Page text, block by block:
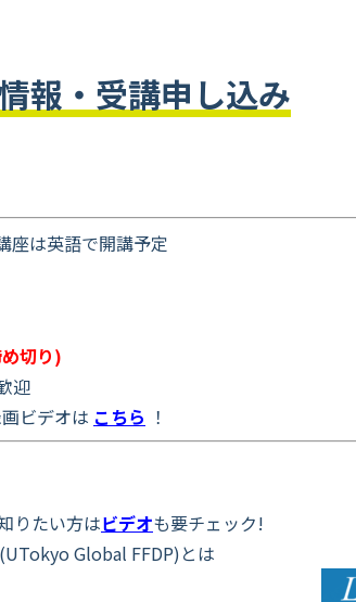
報・受講申し込み
は英語で開講予定
切り)
迎
ビデオは こちら ！
りたい方はビデオも要チェック!
Global FFDP)とは